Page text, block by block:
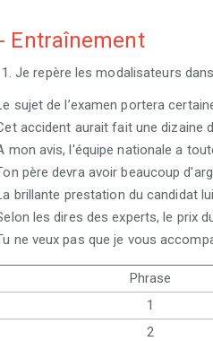
Entraînement
Je repère les modalisateurs
sujet de l’examen portera
accident aurait fait une dizaine
mon avis, l'équipe nationale a
père devra avoir beaucoup
brillante prestation du candidat
les dires des experts, le prix
ne veux pas que je vous
Phrase
1
2